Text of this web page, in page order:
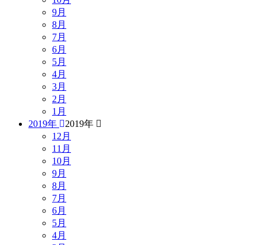
9月
8月
7月
6月
5月
4月
3月
2月
1月
2019年
2019年
12月
11月
10月
9月
8月
7月
6月
5月
4月